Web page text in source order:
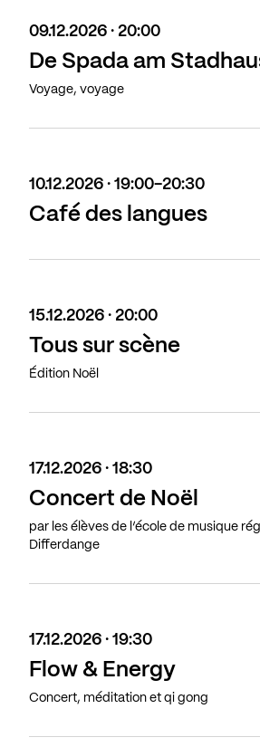
09.12.2026 · 20:00
De Spada am
Voyage, voyage
10.12.2026 · 19:00-20:30
Café des langues
15.12.2026 · 20:00
Tous sur scène
Édition Noël
17.12.2026 · 18:30
Concert de Noël
par les élèves de l’école de musique
Differdange
17.12.2026 · 19:30
Flow & Energy
Concert, méditation et qi gong